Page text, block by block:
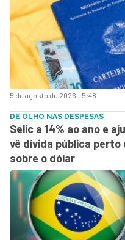
5 de agosto de 2026 - 5:48
DE OLHO NAS DESPESAS
Selic a 14% ao ano e
vê dívida pública
sobre o dólar